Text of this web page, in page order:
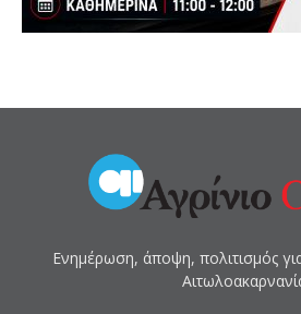
Ενημέρωση, άποψη, πολιτισμός